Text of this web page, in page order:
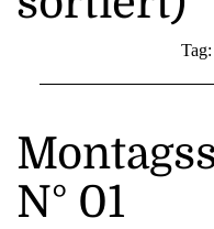
Tag:
N° 01